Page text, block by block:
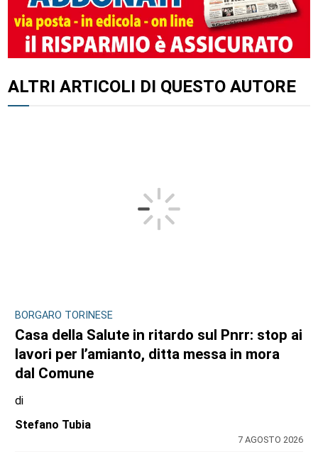
ALTRI ARTICOLI DI QUESTO AUTORE
BORGARO TORINESE
Casa della Salute in ritardo sul Pnrr: stop ai
lavori per l’amianto, ditta messa in mora
dal Comune
di
Stefano Tubia
7 AGOSTO 2026